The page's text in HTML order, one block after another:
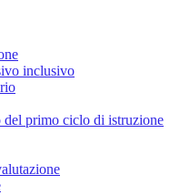
inclusivo
del primo ciclo di istruzione